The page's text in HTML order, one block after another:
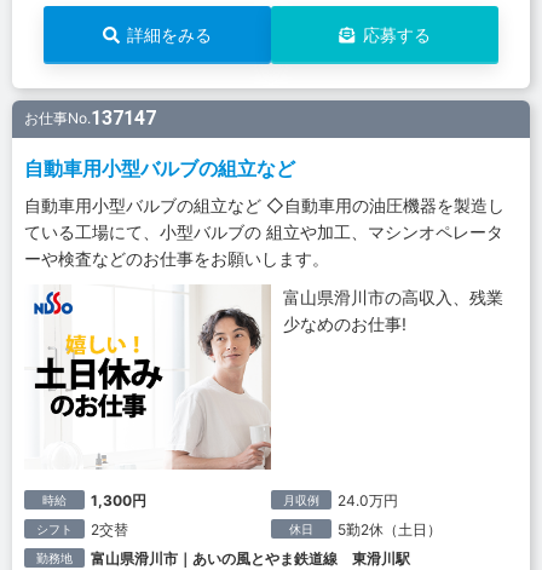
詳細をみる 応募する
お仕事No.137147
自動車用小型バルブの組立など
自動車用小型バルブの組立など ◇自動車用の油圧機器を製造し
ている工場にて、小型バルブの 組立や加工、マシンオペレータ
ーや検査などのお仕事をお願いします。
富山県滑川市の高収入、残業
少なめのお仕事!
時給 1,300円 月収例 24.0万円
シフト 2交替 休日 5勤2休（土日）
勤務地 富山県滑川市｜あいの風とやま鉄道線 東滑川駅